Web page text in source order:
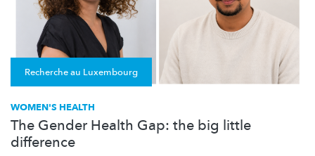
Recherche au Luxembourg
WOMEN'S HEALTH
The Gender Health Gap: the big little
difference